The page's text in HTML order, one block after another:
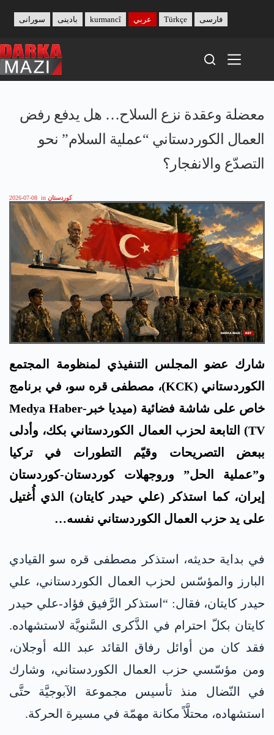
content
بادینی سورانی kurmancî عربي Türkçe فارسی
معضلة وعقدة نزع السلاح… هل يدفع رفض
العمال الكوردستاني “عملية السلام” نحو
التصدّع والانفجار؟
2026-07-08 in كوردستان
شارك عضو المجلس التنفيذي لمنظومة المجتمع
الكوردستاني (KCK)، مصطفى قره سو، في برنامج
خاص على شاشة فضائية (ميديا خبر-Medya Haber
TV) التابعة لحزب العمال الكوردستاني بكك، وأدلى
ببعض التصريحات وقيّم التطورات في تركيا
و”عملية الحل” وروجهلات كوردستان-كوردستان
إيران، كما استذكر (علي حيدر كايتان) الذي أُغتيل
على يد حزب العمال الكوردستاني نفسه…
في بداية حديثه، استذكر مصطفى قره سو القيادي
البارز والمؤسّس لحزب العمال الكوردستاني، علي
حيدر كايتان، فقال: “استذكر الرَّفيق فؤاد-علي حيدر
كايتان بكلّ احترام في الذَّكرى السَّنويَّة لاستشهاده.
فقد كان من أوائل رفاق القائد عبد الله أوجلان،
ومن مؤسّسي حزب العمال الكوردستاني، وشارك
في النّضال منذ تأسيس مجموعة الآبوجيَّة حتَّى
استشهاده، محتلَّاً مكانة مهمّة في مسيرة الحركة.